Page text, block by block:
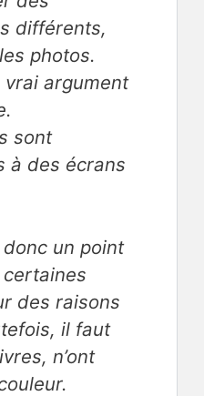
différents,
photos.
vrai argument
sont
à des écrans
un point
des raisons
il faut
n’ont